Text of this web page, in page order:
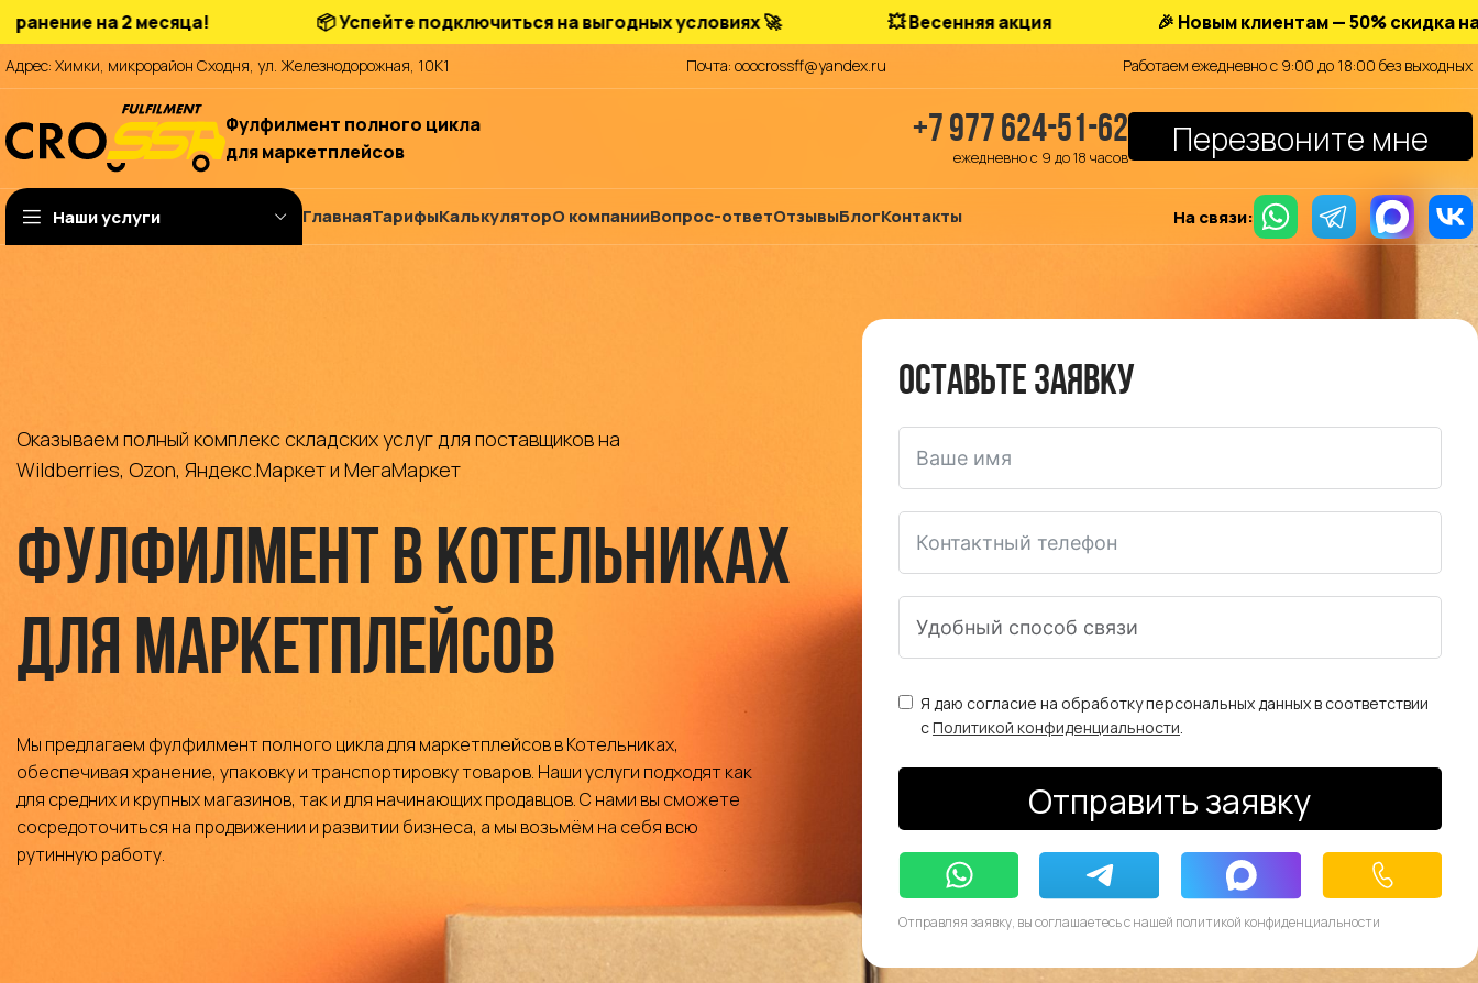
Адрес: Химки, микрорайон Сходня, ул. Железнодорожная, 10К1 Почта: ooocrossff@yandex.ru Работаем ежедневно с 9:00 до 18:00 без выходных
Фулфилмент полного цикла
для маркетплейсов
+7 977 624-51-62
ежедневно с 9 до 18 часов Перезвоните мне
Наши услуги ГлавнаяТарифыКалькуляторО компанииВопрос-ответОтзывыБлогКонтакты На связи:
Оказываем полный комплекс складских услуг для поставщиков на
Wildberries, Ozon, Яндекс.Маркет и МегаМаркет
Фулфилмент в Котельниках
для маркетплейсов
Мы предлагаем фулфилмент полного цикла для маркетплейсов в Котельниках,
обеспечивая хранение, упаковку и транспортировку товаров. Наши услуги подходят как
для средних и крупных магазинов, так и для начинающих продавцов. С нами вы сможете
сосредоточиться на продвижении и развитии бизнеса, а мы возьмём на себя всю
рутинную работу.
Оставьте заявку
Я даю согласие на обработку персональных данных в соответствии
сПолитикой конфиденциальности.
Отправить заявку
Отправляя заявку, вы соглашаетесь с нашей политикой конфиденциальности
на 2 месяца! 📦 Успейте подключиться на выгодных условиях 🚀 💥 Весенняя акция 🎉 Новым клиентам — 50% скидка на